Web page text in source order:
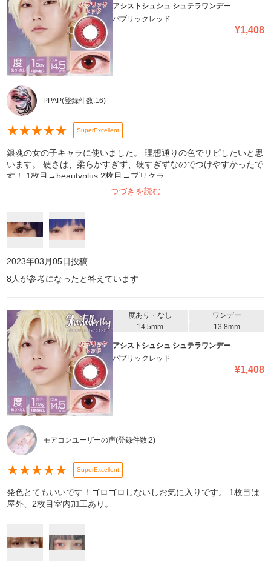
アシストシュシュ シュテラワンデー
パブリックレッド
¥1,408
PPAP(登録件数:16)
★★★★★ SuperExcellent
銀魂の女の子キャラに使いました。 理想通りの色でリピしたいと思
います。 硬さは、柔らかすぎず、硬すぎずなのでつけやすかったで
す！ 1枚目→beautyplus 2枚目→プリクラ
つづきを読む
2023年03月05日投稿
8 人が参考になったと答えています
度あり・なし
ワンデー
14.5mm
13.8mm
アシストシュシュ シュテラワンデー
パブリックレッド
¥1,408
モアコンユーザーの声(登録件数:2)
★★★★★ SuperExcellent
発色とてもいいです！ゴロゴロしないしお気に入りです。 1枚目は
屋外、2枚目室内加工あり。